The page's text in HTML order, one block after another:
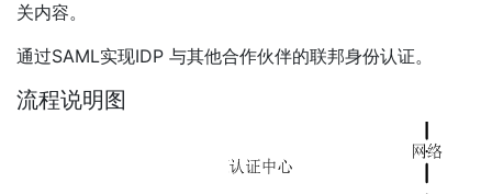
关内容。
通过SAML实现IDP 与其他合作伙伴的联邦身份认证。
流程说明图